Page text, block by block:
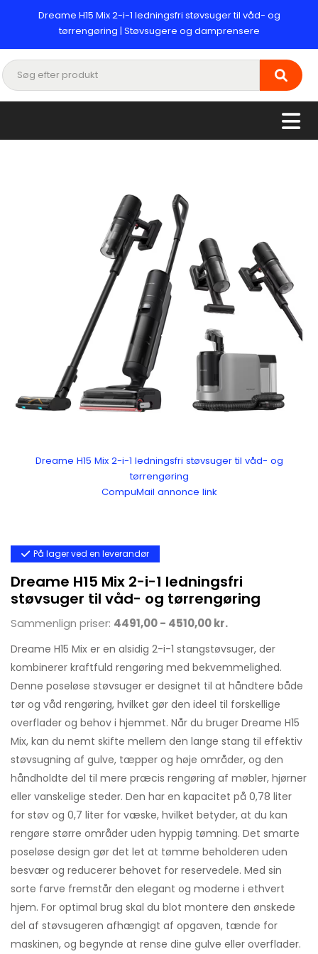
Dreame H15 Mix 2-i-1 ledningsfri støvsuger til våd- og
tørrengøring | Støvsugere og damprensere
Dreame H15 Mix 2-i-1 ledningsfri støvsuger til våd- og
tørrengøring
CompuMail annonce link
På lager ved en leverandør
Dreame H15 Mix 2-i-1 ledningsfri
støvsuger til våd- og tørrengøring
Sammenlign priser: 4491,00 - 4510,00 kr.
Dreame H15 Mix er en alsidig 2-i-1 stangstøvsuger, der
kombinerer kraftfuld rengøring med bekvemmelighed.
Denne poseløse støvsuger er designet til at håndtere både
tør og våd rengøring, hvilket gør den ideel til forskellige
overflader og behov i hjemmet. Når du bruger Dreame H15
Mix, kan du nemt skifte mellem den lange stang til effektiv
støvsugning af gulve, tæpper og høje områder, og den
håndholdte del til mere præcis rengøring af møbler, hjørner
eller vanskelige steder. Den har en kapacitet på 0,78 liter
for støv og 0,7 liter for væske, hvilket betyder, at du kan
rengøre større områder uden hyppig tømning. Det smarte
poseløse design gør det let at tømme beholderen uden
besvær og reducerer behovet for reservedele. Med sin
sorte farve fremstår den elegant og moderne i ethvert
hjem. For optimal brug skal du blot montere den ønskede
del af støvsugeren afhængigt af opgaven, tænde for
maskinen, og begynde at rense dine gulve eller overflader.